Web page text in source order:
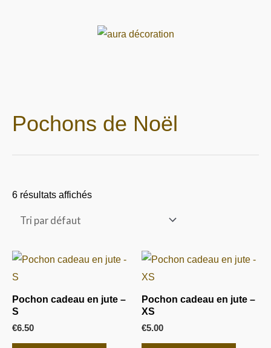
Pochons de Noël
6 résultats affichés
Pochon cadeau en jute –
S
€6.50
Pochon cadeau en jute –
XS
€5.00